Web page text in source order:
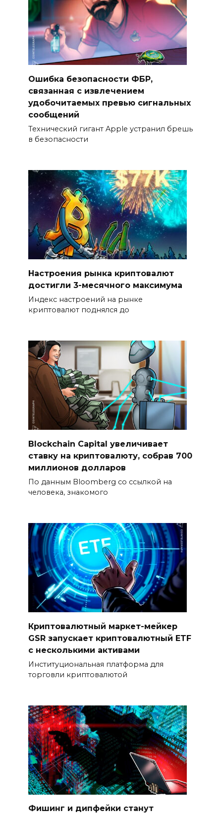
Ошибка безопасности ФБР,
связанная с извлечением
удобочитаемых превью сигнальных
сообщений
Технический гигант Apple устранил брешь
в безопасности
Настроения рынка криптовалют
достигли 3-месячного максимума
Индекс настроений на рынке
криптовалют поднялся до
Blockchain Capital увеличивает
ставку на криптовалюту, собрав 700
миллионов долларов
По данным Bloomberg со ссылкой на
человека, знакомого
Криптовалютный маркет-мейкер
GSR запускает криптовалютный ETF
с несколькими активами
Институциональная платформа для
торговли криптовалютой
Фишинг и дипфейки станут